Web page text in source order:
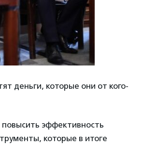
деньги, которые они от кого-
эффективность
которые в итоге